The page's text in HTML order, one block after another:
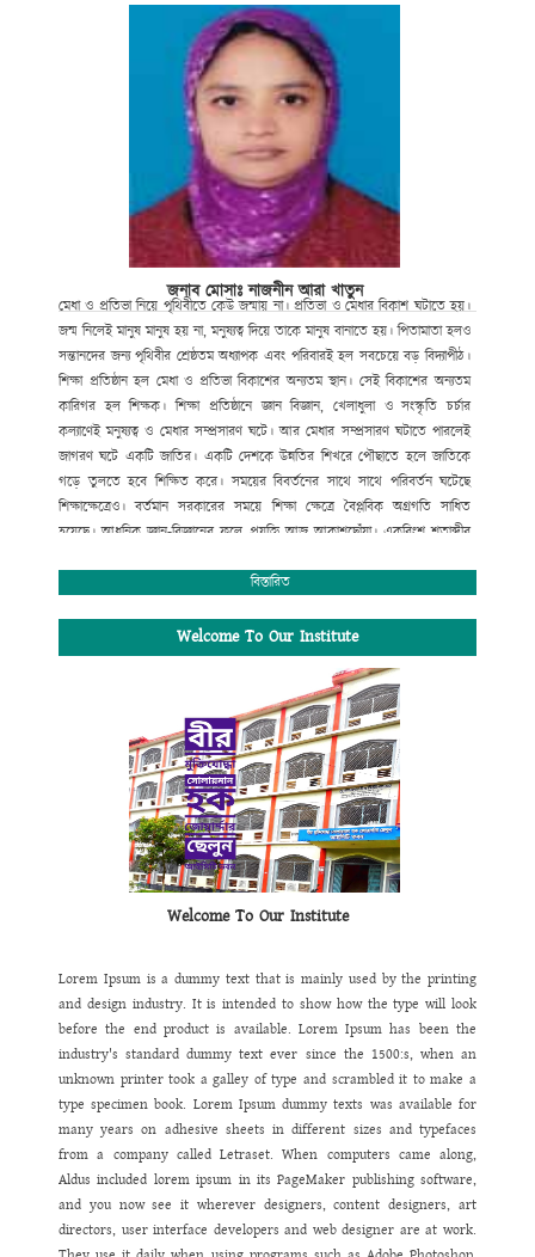
জনাব মোসাঃ নাজনীন আরা খাতুন
মেধাও প্রতিভা নিয়ে পৃথিবীতে কেউ জন্মায় না। প্রতিভা ও মেধার বিকাশ ঘটাতে হয়।
জন্ম নিলেই মানুষ মানুষ হয় না,মনুষ্যত্ব দিয়ে তাকে মানুষ বানাতে হয়। পিতামাতা হলও
সন্তানদের জন্য পৃথিবীর শ্রেষ্ঠতম অধ্যাপক এবং পরিবারই হল সবচেয়ে বড় বিদ্যাপীঠ।
শিক্ষা প্রতিষ্ঠান হল মেধা ও প্রতিভা বিকাশের অন্যতম স্থান। সেই বিকাশের অন্যতম
কারিগর হল শিক্ষক। শিক্ষা প্রতিষ্ঠানে জ্ঞান বিজ্ঞান, খেলাধুলা ও সংস্কৃতি চর্চার
কল্যাণেই মনুষ্যত্ব ও মেধার সম্প্রসারণ ঘটে। আর মেধার সম্প্রসারণ ঘটাতে পারলেই
জাগরণ ঘটে একটি জাতির। একটি দেশকে উন্নতির শিখরে পৌছাতে হলে জাতিকে
গড়ে তুলতে হবে শিক্ষিত করে। সময়ের বিবর্তনের সাথে সাথে পরিবর্তন ঘটেছে
শিক্ষাক্ষেত্রেও। বর্তমান সরকারের সময়ে শিক্ষা ক্ষেত্রে বৈপ্লবিক অগ্রগতি সাধিত
হয়েছে। আধুনিক জ্ঞান-বিজ্ঞানের ফলে প্রযুক্তি আজ আকাশছোঁয়া। একবিংশ শতাব্দীর
সর্বোচ্চ বিদ্যাপীঠ
প্রজেক্টর ও ল্যাপটপের মাধ্যমে শিক্ষার্থীদের
পদ্ধতিতে পাঠদান প্রক্রিয়া চালু করা হয়েছে। এছাড়া আধুনিক ডিজিটাল ল্যাব,বিজ্ঞান
খেলাধুলা ও সাহিত্য
পদ্ধতিতে ডিজিটাল হাজিরা চালু
শৃঙ্খলা নিশ্চিত করণে প্রতিষ্ঠানকে ক্লোজ সার্কিট ক্যামেরার
অনলাইন ব্যাংকিং সহ তথ্য প্রযুক্তির সর্বোচ্চ ব্যবহারে
চালু করা হয়েছে। এখন থেকে আমাদের ছাত্র/ছাত্রী,অভিভাবক
তাদের সকল তথ্য ঘরে বসেই ওয়েব সাইট থেকে পেয়ে
ওয়েবসাইটটিতে যে তথ্য ও উপাত্ত থাকবে তা অবাধ তথ্য পাওয়ার অধিকার
ফলে একদিকে আমরা ইনফরমেশন হাইওয়ে উঠতে সক্ষম
কাজে স্বচ্ছতা,গতিশীলতা,জবাবদিহিতা সেবার মান বৃদ্ধি পাবে
বিস্তারিত
Welcome To Our Institute
Welcome To Our Institute
Lorem Ipsum is a dummy text that is mainly used by the printing
and design industry. It is intended to show how the type will look
before the end product is available. Lorem Ipsum has been the
industry's standard dummy text ever since the 1500:s, when an
unknown printer took a galley of type and scrambled it to make a
type specimen book. Lorem Ipsum dummy texts was available for
many years on adhesive sheets in different sizes and typefaces
from a company called Letraset. When computers came along,
Aldus included lorem ipsum in its PageMaker publishing software,
and you now see it wherever designers, content designers, art
directors, user interface developers and web designer are at work.